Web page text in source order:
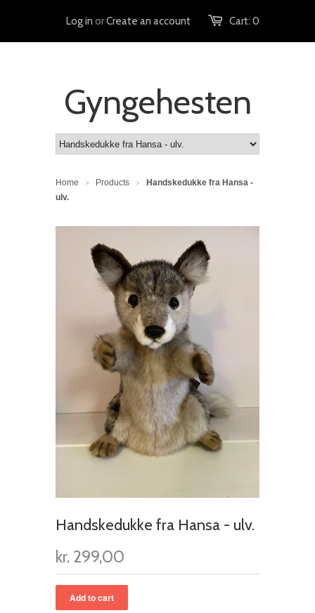
Cart: 0
Log in orCreate an account
Gyngehesten
Home > Products >
Handskedukke fra Hansa -
ulv.
Handskedukke fra Hansa - ulv.
kr. 299,00